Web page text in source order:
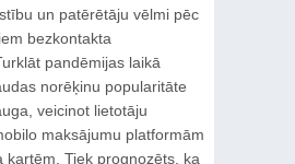
un patērētāju vēlmi pēc
bezkontakta
pandēmijas laikā
norēķinu popularitāte
veicinot lietotāju
maksājumu platformām
kartēm. Tiek prognozēts, ka